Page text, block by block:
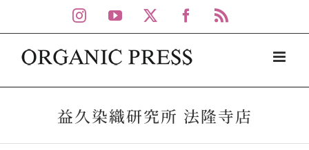
to
content
Instagram
YouTube Facebook
益久染織研究所 法隆寺店